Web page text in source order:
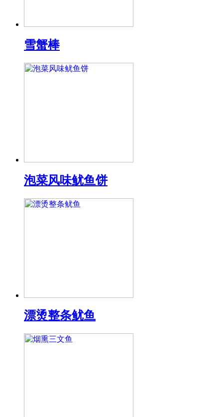
雪蟹棒
泡菜风味鱿鱼饼
漂烫整条鱿鱼